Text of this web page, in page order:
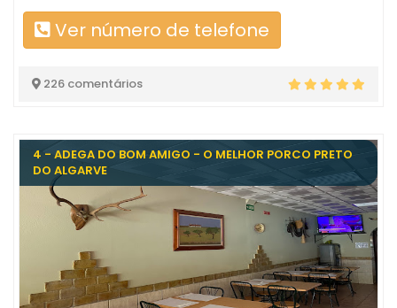
Ver número de telefone
226 comentários
4 - ADEGA DO BOM AMIGO - O MELHOR PORCO PRETO
DO ALGARVE